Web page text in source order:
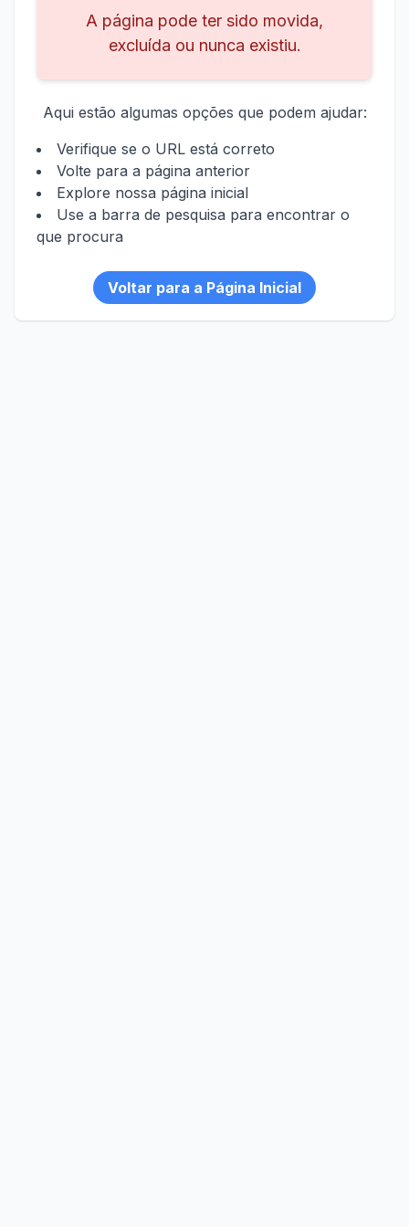
A página pode ter sido movida,
excluída ou nunca existiu.
Aqui estão algumas opções que podem ajudar:
Verifique se o URL está correto
Volte para a página anterior
Explore nossa página inicial
Use a barra de pesquisa para encontrar o
que procura
Voltar para a Página Inicial